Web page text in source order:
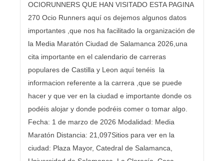
OCIORUNNERS QUE HAN VISITADO ESTA PAGINA
270 Ocio Runners aquí os dejemos algunos datos
importantes ,que nos ha facilitado la organización de
la Media Maratón Ciudad de Salamanca 2026,una
cita importante en el calendario de carreras
populares de Castilla y Leon aquí tenéis la
informacion referente a la carrera ,que se puede
hacer y que ver en la ciudad e importante donde os
podéis alojar y donde podréis comer o tomar algo.
Fecha: 1 de marzo de 2026 Modalidad: Media
Maratón Distancia: 21,097Sitios para ver en la
ciudad: Plaza Mayor, Catedral de Salamanca,